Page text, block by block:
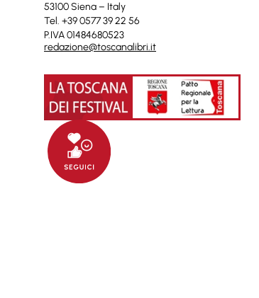
53100 Siena – Italy
Tel. +39 0577 39 22 56
P.IVA 01484680523
redazione@toscanalibri.it